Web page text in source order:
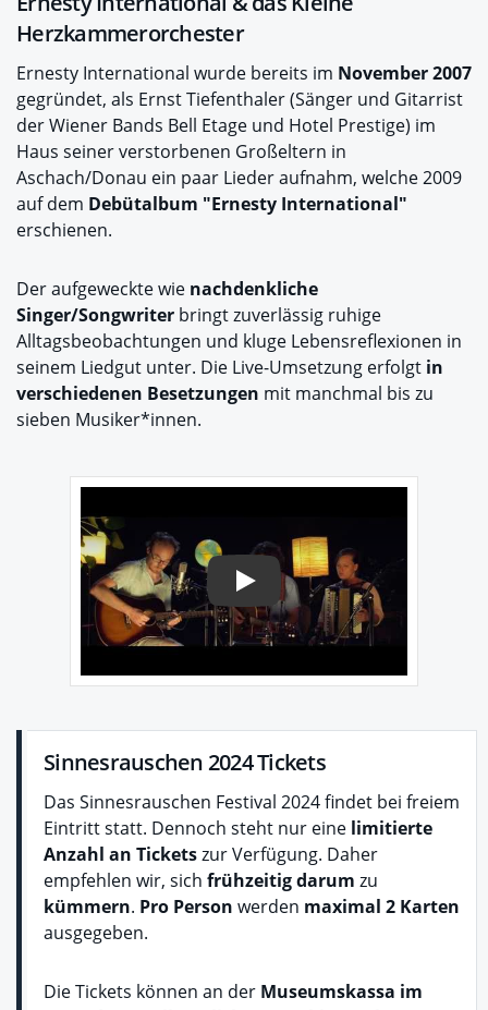
Herzkammerorchester
Ernesty International wurde bereits im November 2007
gegründet, als Ernst Tiefenthaler (Sänger und Gitarrist
der Wiener Bands Bell Etage und Hotel Prestige) im
Haus seiner verstorbenen Großeltern in
Aschach/Donau ein paar Lieder aufnahm, welche 2009
auf dem Debütalbum "Ernesty International"
erschienen.
Der aufgeweckte wie nachdenkliche
Singer/Songwriter bringt zuverlässig ruhige
Alltagsbeobachtungen und kluge Lebensreflexionen in
seinem Liedgut unter. Die Live-Umsetzung erfolgt in
verschiedenen Besetzungen mit manchmal bis zu
sieben Musiker*innen.
Play
Sinnesrauschen 2024 Tickets
Das Sinnesrauschen Festival 2024 findet bei freiem
Eintritt statt. Dennoch steht nur eine limitierte
Anzahl an Ticketszur Verfügung. Daher
empfehlen wir, sich frühzeitig darum zu
kümmern. Pro Person werden maximal 2 Karten
ausgegeben.
Die Tickets können an der Museumskassa im